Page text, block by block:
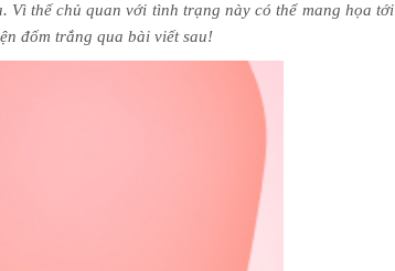
Vì thế chủ quan với tình trạng này có thể mang họa tới
đốm trắng qua bài viết sau!